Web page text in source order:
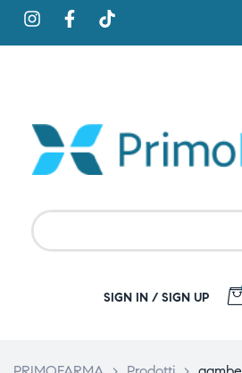
SIGN IN / SIGN UP